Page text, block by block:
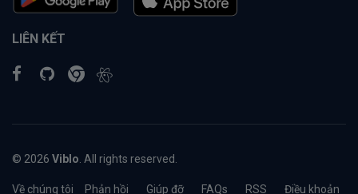
LIÊN KẾT
© 2026 Viblo . All rights reserved.
Về chúng tôi Phản hồi Giúp đỡ FAQs RSS Điều khoản